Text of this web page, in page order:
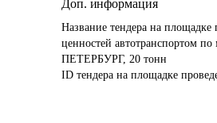
Доп. информация
Название тендера на площадке
ценностей
ПЕТЕРБУРГ, 20 тонн
ID тендера на площадке